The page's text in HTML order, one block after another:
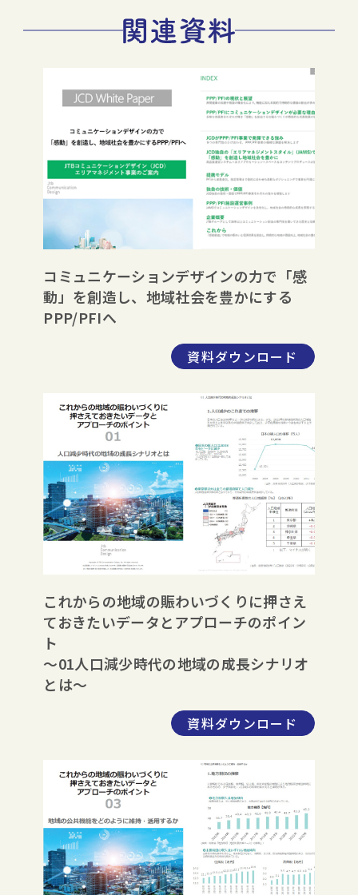
コミュニケーションデザインの力で「感
動」を創造し、地域社会を豊かにする
PPP/PFIへ
資料ダウンロード
これからの地域の賑わいづくりに押さえ
ておきたいデータとアプローチのポイン
ト
～01人口減少時代の地域の成長シナリオ
とは～
資料ダウンロード